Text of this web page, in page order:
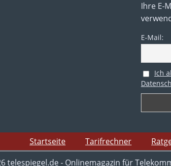
Ihre E-
E-Mail:
Ich
Startseite Tarifrechner
telespiegel.de - Onlinemagazin für